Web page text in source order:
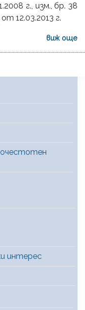
г., изм., бр. 38
12.03.2013 г.
виж още
интерес